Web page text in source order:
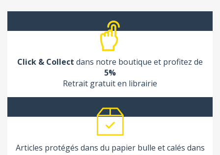
Click & Collect dans notre boutique et profitez de
5%
Retrait gratuit en librairie
Articles protégés dans du papier bulle et calés dans